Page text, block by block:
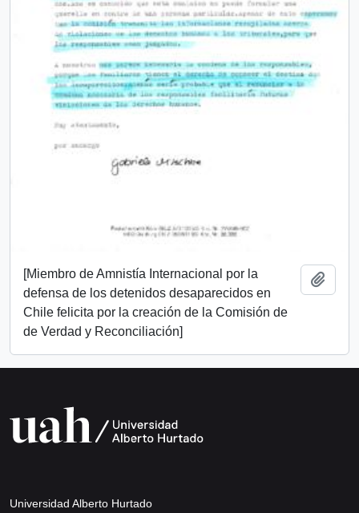
[Miembro de Amnistía Internacional por la
defensa de los detenidos desaparecidos en
Chile felicita por la creación de la Comisión de
de Verdad y Reconciliación]
Universidad Alberto Hurtado